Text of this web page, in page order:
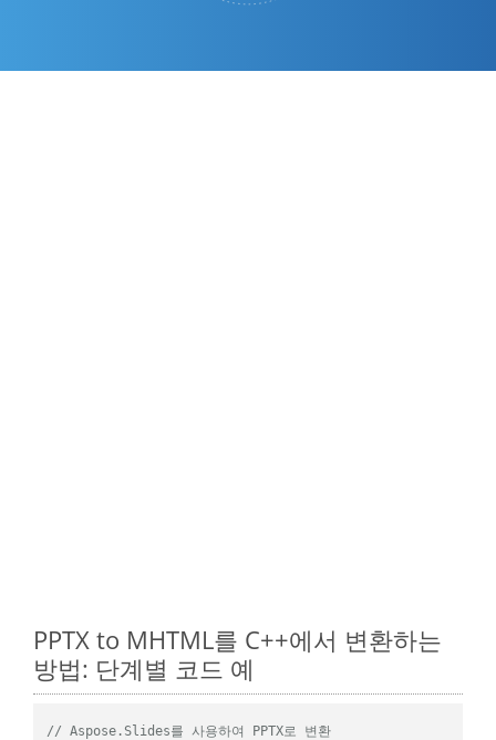
PPTX to MHTML를 C++에서 변환하는
방법: 단계별 코드 예
// Aspose.Slides를 사용하여 PPTX로 변환